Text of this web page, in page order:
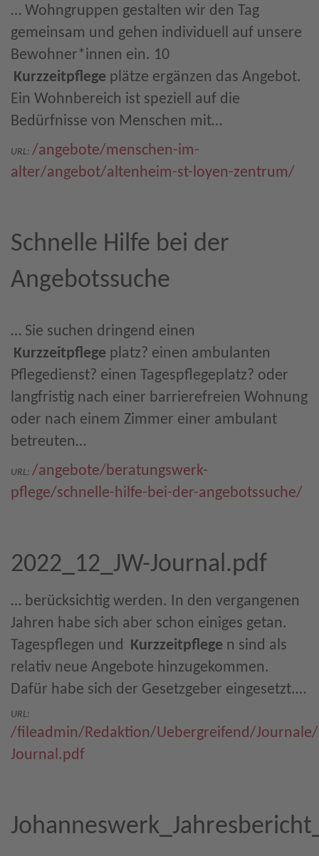
… Wohngruppen gestalten wir den Tag
gemeinsam und gehen individuell auf unsere
Bewohner*innen ein. 10
Kurzzeitpflege plätze ergänzen das Angebot.
Ein Wohnbereich ist speziell auf die
Bedürfnisse von Menschen mit…
URL: /angebote/menschen-im-
alter/angebot/altenheim-st-loyen-zentrum/
Schnelle Hilfe bei der
Angebotssuche
… Sie suchen dringend einen
Kurzzeitpflege platz? einen ambulanten
Pflegedienst? einen Tagespflegeplatz? oder
langfristig nach einer barrierefreien Wohnung
oder nach einem Zimmer einer ambulant
betreuten…
URL: /angebote/beratungswerk-
pflege/schnelle-hilfe-bei-der-angebotssuche/
2022_12_JW-Journal.pdf
… berücksichtig werden. In den vergangenen
Jahren habe sich aber schon einiges getan.
Tagespflegen und Kurzzeitpflege n sind als
relativ neue Angebote hinzugekommen.
Dafür habe sich der Gesetzgeber eingesetzt.…
URL:
/fileadmin/Redaktion/Uebergreifend/Journale/
Journal.pdf